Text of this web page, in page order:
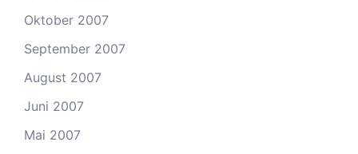
Oktober 2007
September 2007
August 2007
Juni 2007
Mai 2007